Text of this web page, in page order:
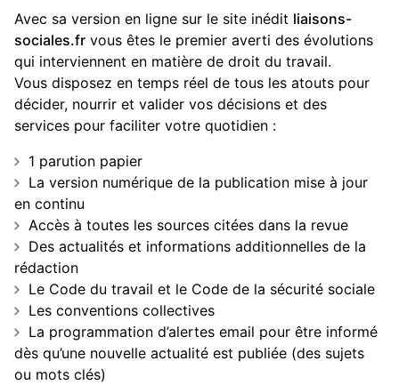
Avec sa version en ligne sur le site inédit liaisons-
sociales.fr vous êtes le premier averti des évolutions
qui interviennent en matière de droit du travail.
Vous disposez en temps réel de tous les atouts pour
décider, nourrir et valider vos décisions et des
services pour faciliter votre quotidien :
1 parution papier
La version numérique de la publication mise à jour
en continu
Accès à toutes les sources citées dans la revue
Des actualités et informations additionnelles de la
rédaction
Le Code du travail et le Code de la sécurité sociale
Les conventions collectives
La programmation d’alertes email pour être informé
dès qu’une nouvelle actualité est publiée (des sujets
ou mots clés)